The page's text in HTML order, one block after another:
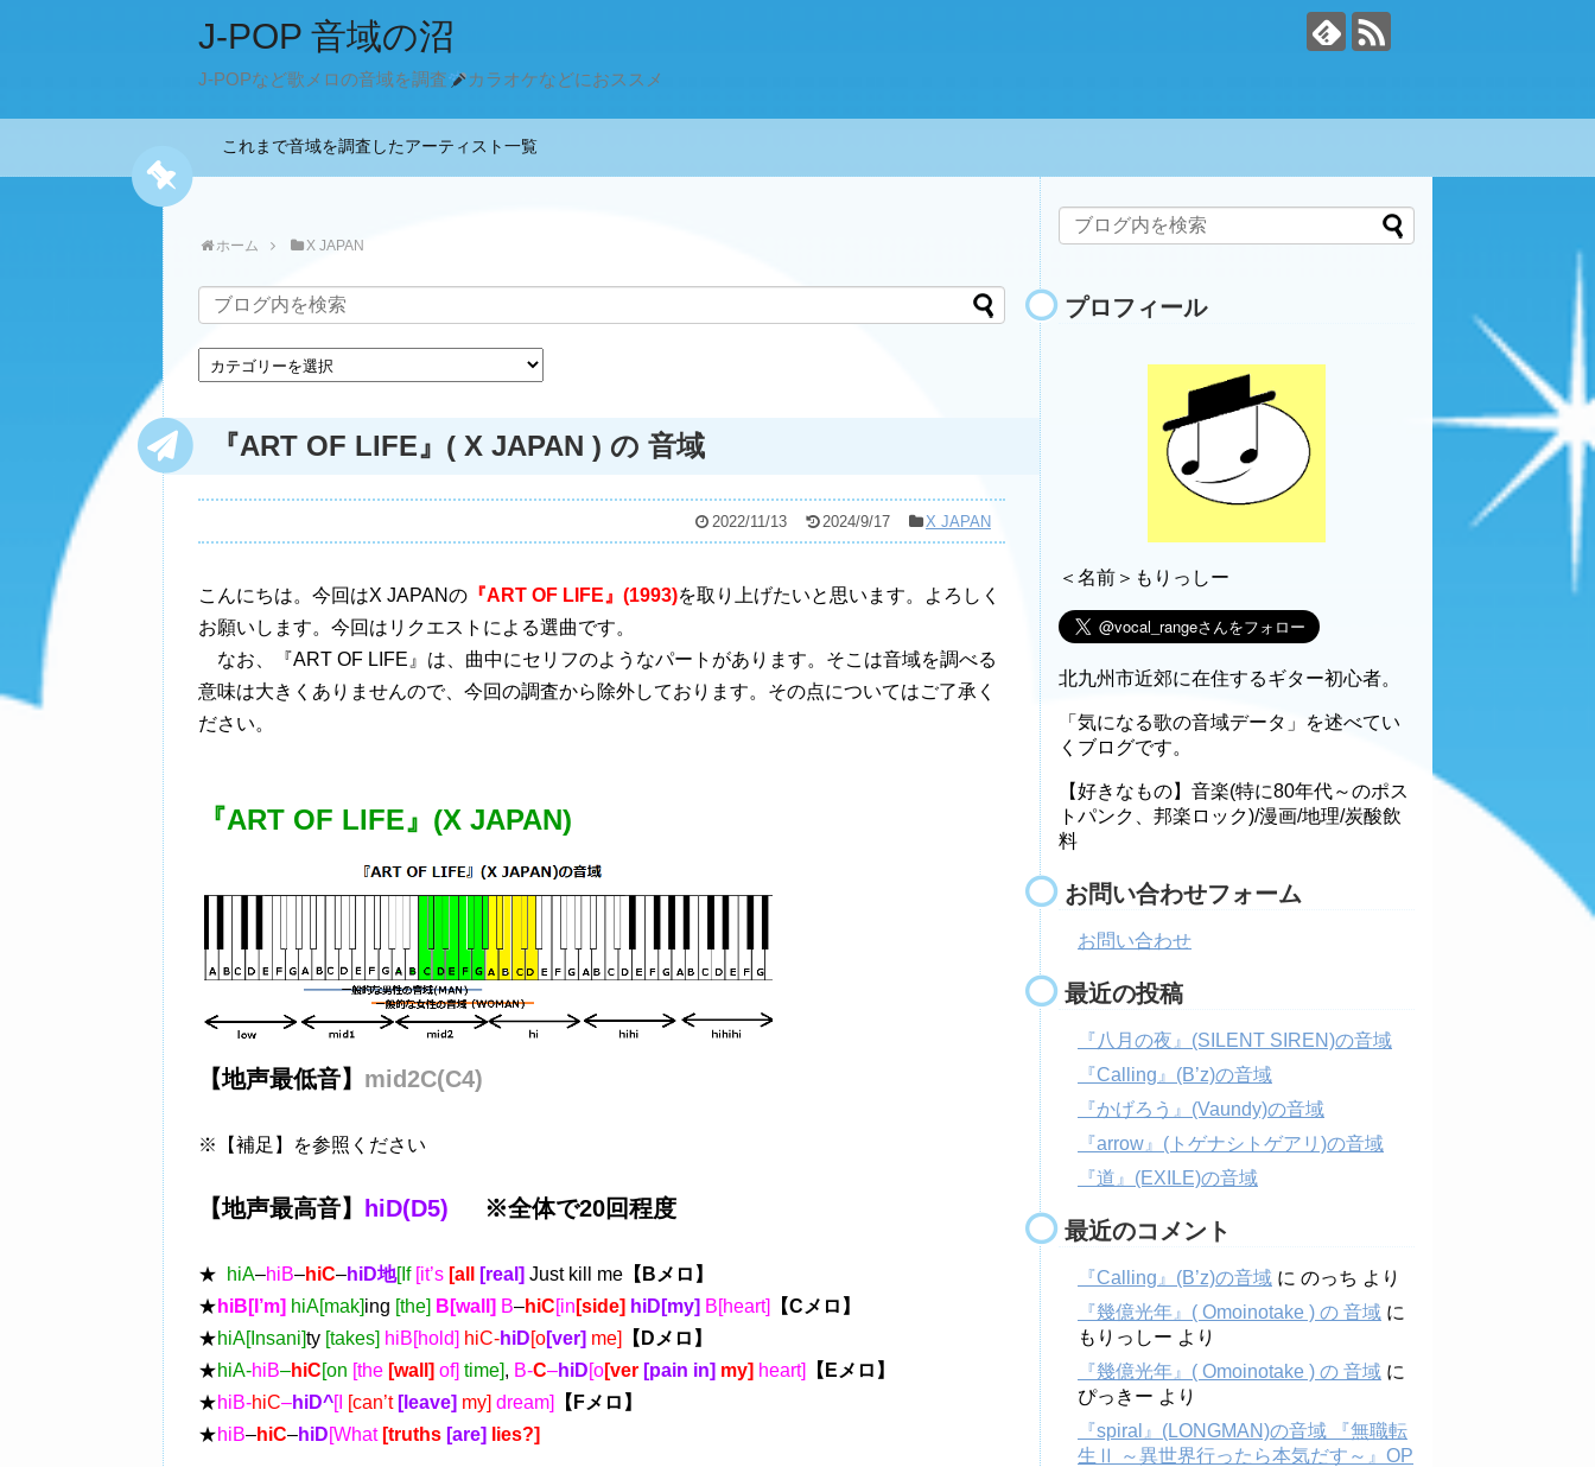
J-POP 音域の沼
J-POPなど歌メロの音域を調査 カラオケなどにおススメ
これまで音域を調査したアーティスト一覧
ホーム X JAPAN
『ART OF LIFE』( X JAPAN ) の 音域
2022/11/13 2024/9/17 X JAPAN
こんにちは。今回はX JAPANの 『ART OF LIFE』(1993)を取り上げたいと思います。よろしく
お願いします。今回はリクエストによる選曲です。
なお、『ART OF LIFE』は、曲中にセリフのようなパートがあります。そこは音域を調べる
意味は大きくありませんので、今回の調査から除外しております。その点についてはご了承く
ださい。
『ART OF LIFE』(X JAPAN)
【地声最低音】 mid2C(C4)
※【補足】を参照ください
【地声最高音】 hiD(D5) ※全体で20回程度
★ hiA–hiB–hiC–hiD地[If [it’s [all [real] Just kill me 【Bメロ】
★ hiB[I’m] hiA[mak]ing [the] B[wall] B–hiC[in [side] hiD[my] B[heart]
【Cメロ】
★hiA[Insani]ty [takes] hiB[hold] hiC-hiD[o[ver] me]
【Dメロ】
★hiA-hiB–hiC[on [the [wall] of] time], B-C–hiD[o[ver [pain in] my] heart]
【Eメロ】
★hiB-hiC–hiD^[I [can’t[leave] my] dream]
【Fメロ】
★hiB–hiC–hiD[What[truths [are] lies?]
プロフィール
＜名前＞もりっしー
北九州市近郊に在住するギター初心者。
「気になる歌の音域データ」を述べてい
くブログです。
【好きなもの】音楽(特に80年代～のポス
トパンク、邦楽ロック)/漫画/地理/炭酸飲
料
お問い合わせフォーム
お問い合わせ
最近の投稿
『八月の夜』(SILENT SIREN)の音域
『Calling』(B’z)の音域
『かげろう』(Vaundy)の音域
『arrow』(トゲナシトゲアリ)の音域
『道』(EXILE)の音域
最近のコメント
『Calling』(B’z)の音域 に のっち より
『幾億光年』( Omoinotake ) の 音域 に
もりっしー より
『幾億光年』( Omoinotake ) の 音域 に
ぴっきー より
『spiral』(LONGMAN)の音域 『無職転
生Ⅱ ～異世界行ったら本気だす～』OP